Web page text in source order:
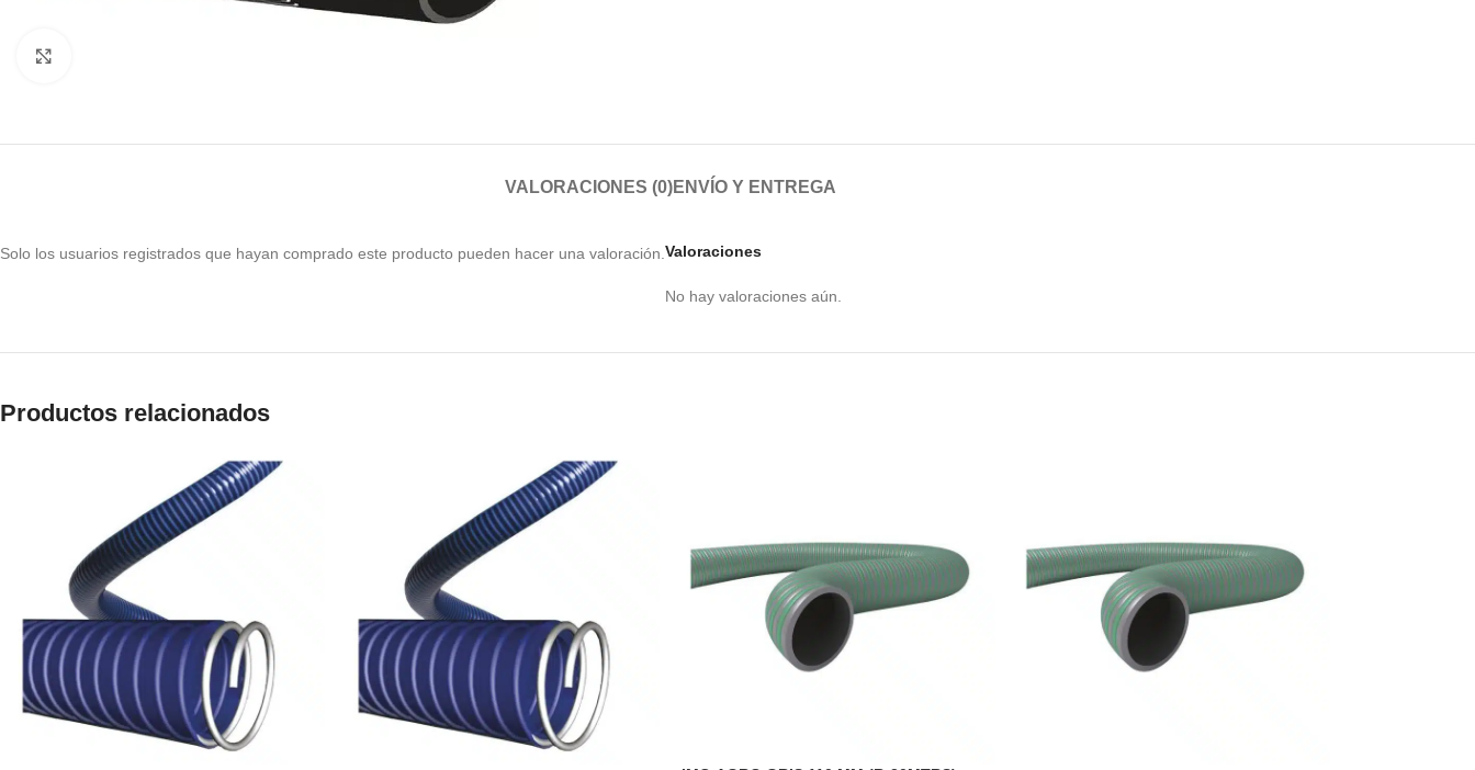
VALORACIONES (0)ENVÍO Y ENTREGA
Valoraciones
No hay valoraciones aún.
Solo los usuarios registrados que hayan comprado este producto pueden hacer una valoración.
Productos relacionados